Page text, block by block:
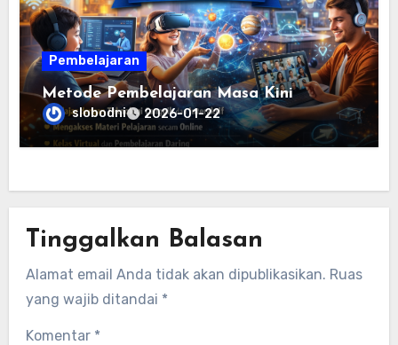
Pembelajaran
Metode Pembelajaran Masa Kini
slobodni 2026-01-22
Tinggalkan Balasan
Alamat email Anda tidak akan dipublikasikan. Ruas
yang wajib ditandai *
Komentar *